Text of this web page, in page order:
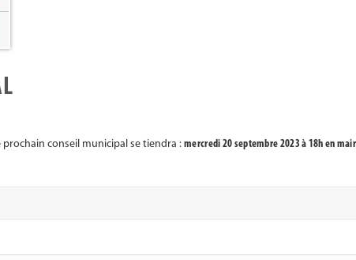
prochain conseil municipal se tiendra :mercredi 20 septembre 2023 à 18h en